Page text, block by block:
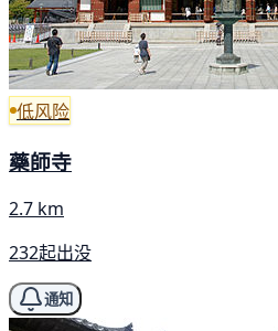
低风险
藥師寺
2.7 km
232起出没
通知